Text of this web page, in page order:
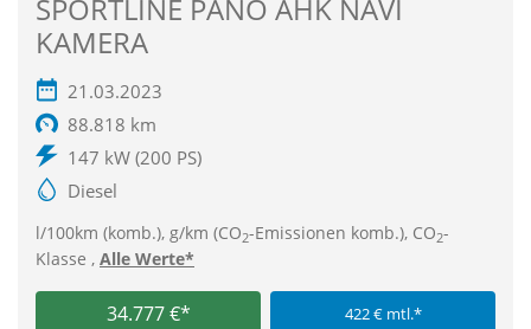
SPORTLINE PANO AHK NAVI
KAMERA
21.03.2023
88.818 km
147 kW (200 PS)
Diesel
l/100km (komb.), g/km (CO2-Emissionen komb.), CO2-
Klasse , Alle Werte*
34.777 €* 422 € mtl.*